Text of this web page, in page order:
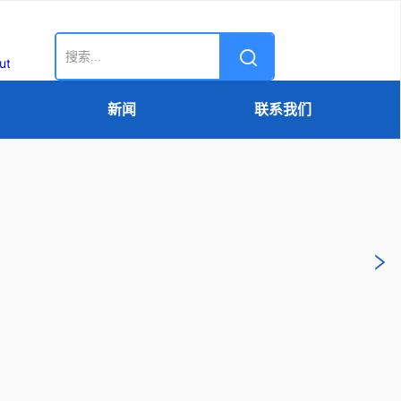
新闻 联系我们